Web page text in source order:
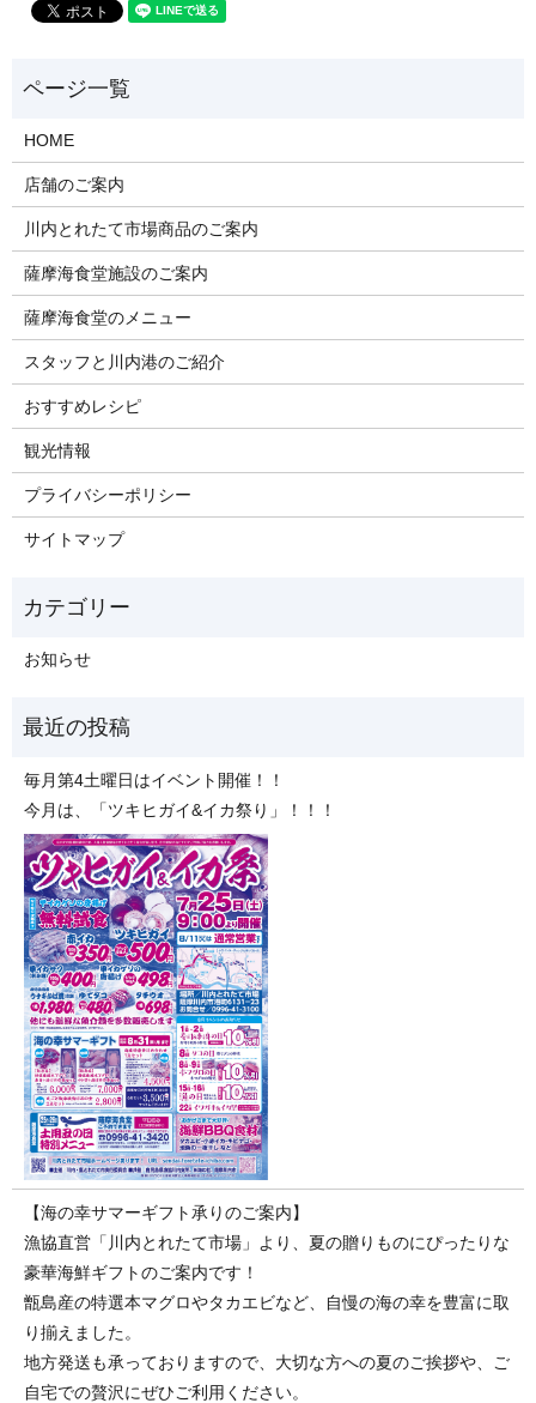
HOME
店舗のご案内
川内とれたて市場商品のご案内
薩摩海食堂施設のご案内
薩摩海食堂のメニュー
スタッフと川内港のご紹介
おすすめレシピ
観光情報
プライバシーポリシー
サイトマップ
お知らせ
毎月第4土曜日はイベント開催！！
今月は、「ツキヒガイ&イカ祭り」！！！
【海の幸サマーギフト承りのご案内】
漁協直営「川内とれたて市場」より、夏の贈りものにぴったりな
豪華海鮮ギフトのご案内です！
甑島産の特選本マグロやタカエビなど、自慢の海の幸を豊富に取
り揃えました。
地方発送も承っておりますので、大切な方への夏のご挨拶や、ご
自宅での贅沢にぜひご利用ください。